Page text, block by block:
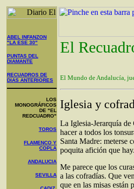
ABEL INFANZON
"LA ESE 30"
PUNTAS DEL
DIAMANTE
RECUADROS DE
DIAS ANTERIORES
LOS
MONOGRÁFICOS
DE "EL
REDCUADRO"
TOROS
FLAMENCO Y
COPLA
ANDALUCIA
SEVILLA
El
El Mundo de Andalucía,
Iglesia y
La Iglesia-Jerarquía de
hacer a todos los
Santa Madre: meterse
poquita afición que
Me parece que los
a las cofradías. Que
que en las misas están